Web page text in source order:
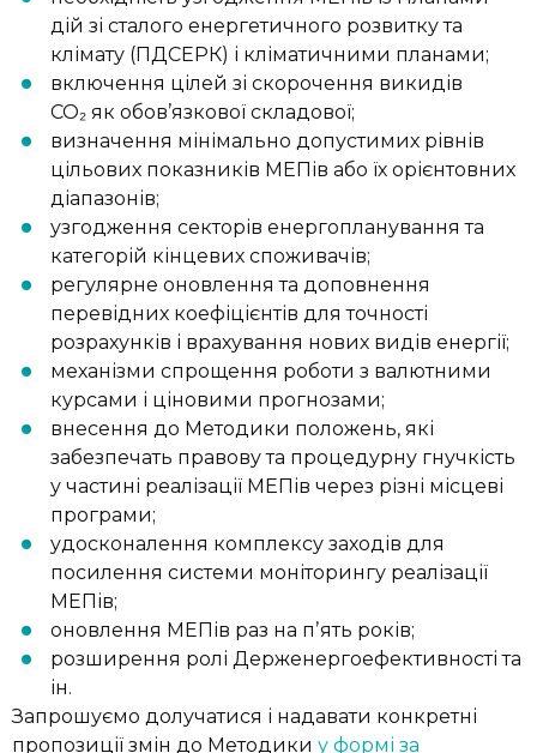
дій зі сталого енергетичного розвитку та
клімату (ПДСЕРК) і кліматичними планами;
включення цілей зі скорочення викидів
CO₂ як обов’язкової складової;
визначення мінімально допустимих рівнів
цільових показників МЕПів або їх орієнтовних
діапазонів;
узгодження секторів енергопланування та
категорій кінцевих споживачів;
регулярне оновлення та доповнення
перевідних коефіцієнтів для точності
розрахунків і врахування нових видів енергії;
механізми спрощення роботи з валютними
курсами і ціновими прогнозами;
внесення до Методики положень, які
забезпечать правову та процедурну гнучкість
у частині реалізації МЕПів через різні місцеві
програми;
удосконалення комплексу заходів для
посилення системи моніторингу реалізації
МЕПів;
оновлення МЕПів раз на пʼять років;
розширення ролі Держенергоефективності та
ін.
Запрошуємо долучатися і надавати конкретні
пропозиції змін до Методики у формі за